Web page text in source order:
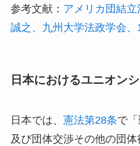
参考文献： アメリカ団結
誠之、九州大学法政学会、
日本におけるユニオン
日本では、 憲法第28条で
及び団体交渉その他の団